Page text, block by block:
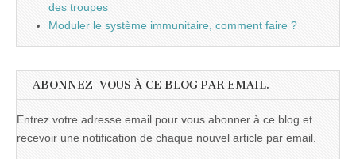
des troupes
Moduler le système immunitaire, comment faire ?
ABONNEZ-VOUS À CE BLOG PAR EMAIL.
Entrez votre adresse email pour vous abonner à ce blog et
recevoir une notification de chaque nouvel article par email.